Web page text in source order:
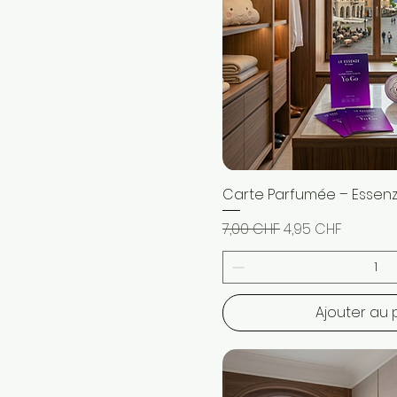
Aperçu
Carte Parfumée –
Prix original
7,00 CHFPrix promotionnel
4,95 CHF
Ajouter au